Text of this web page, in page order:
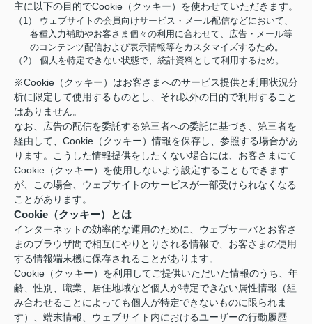
主に以下の目的でCookie（クッキー）を使わせていただきます。
（1） ウェブサイトの会員向けサービス・メール配信などにおいて、
各種入力補助やお客さま個々の利用に合わせて、広告・メール等
のコンテンツ配信および表示情報等をカスタマイズするため。
（2） 個人を特定できない状態で、統計資料として利用するため。
※Cookie（クッキー）はお客さまへのサービス提供と利用状況分
析に限定して使用するものとし、それ以外の目的で利用すること
はありません。
なお、広告の配信を委託する第三者への委託に基づき、第三者を
経由して、Cookie（クッキー）情報を保存し、参照する場合があ
ります。こうした情報提供をしたくない場合には、お客さまにて
Cookie（クッキー）を使用しないよう設定することもできます
が、この場合、ウェブサイトのサービスが一部受けられなくなる
ことがあります。
Cookie（クッキー）とは
インターネットの効率的な運用のために、ウェブサーバとお客さ
まのブラウザ間で相互にやりとりされる情報で、お客さまの使用
する情報端末機に保存されることがあります。
Cookie（クッキー）を利用してご提供いただいた情報のうち、年
齢、性別、職業、居住地域など個人が特定できない属性情報（組
み合わせることによっても個人が特定できないものに限られま
す）、端末情報、ウェブサイト内におけるユーザーの行動履歴